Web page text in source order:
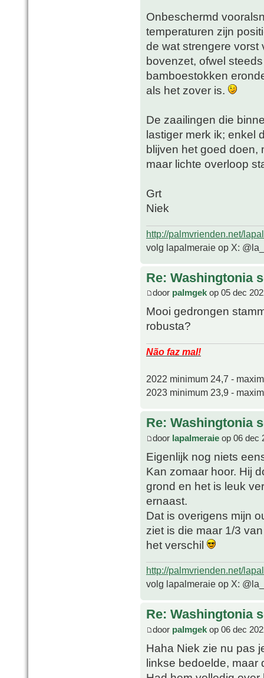
Onbeschermd
temperaturen zijn
de wat strengere vorst
bovenzet, ofwel
bamboestokken
als het zover is.
De zaailingen die
lastiger merk ik; enkel
blijven het goed doen,
maar lichte overloop
Grt
Niek
http://palmvrienden.net/
volg lapalmeraie op X:
Re: Washingtonia
door palmgek op 05 dec
Mooi gedrongen
robusta?
Não faz mal!
2022 minimum 24,7 -
2023 minimum 23,9 -
Re: Washingtonia
door lapalmeraie op 06 dec
Eigenlijk nog niets
Kan zomaar hoor. Hij
grond en het is leuk
ernaast.
Dat is overigens mijn
ziet is die maar 1/3
het verschil
http://palmvrienden.net/
volg lapalmeraie op X:
Re: Washingtonia
door palmgek op 06 dec
Haha Niek zie nu pas
linkse bedoelde,